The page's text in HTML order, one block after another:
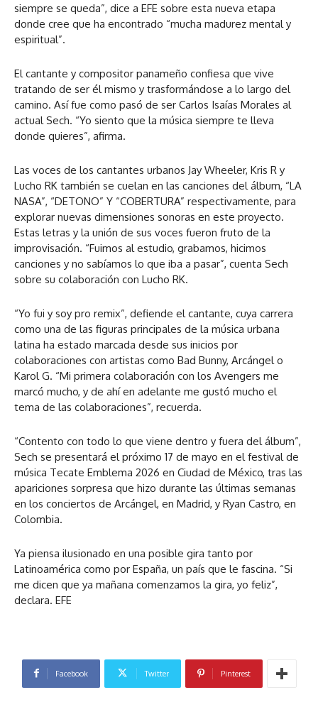
siempre se queda”, dice a EFE sobre esta nueva etapa
donde cree que ha encontrado “mucha madurez mental y
espiritual”.
El cantante y compositor panameño confiesa que vive
tratando de ser él mismo y trasformándose a lo largo del
camino. Así fue como pasó de ser Carlos Isaías Morales al
actual Sech. “Yo siento que la música siempre te lleva
donde quieres”, afirma.
Las voces de los cantantes urbanos Jay Wheeler, Kris R y
Lucho RK también se cuelan en las canciones del álbum, “LA
NASA”, “DETONO” Y “COBERTURA” respectivamente, para
explorar nuevas dimensiones sonoras en este proyecto.
Estas letras y la unión de sus voces fueron fruto de la
improvisación. “Fuimos al estudio, grabamos, hicimos
canciones y no sabíamos lo que iba a pasar”, cuenta Sech
sobre su colaboración con Lucho RK.
“Yo fui y soy pro remix”, defiende el cantante, cuya carrera
como una de las figuras principales de la música urbana
latina ha estado marcada desde sus inicios por
colaboraciones con artistas como Bad Bunny, Arcángel o
Karol G. “Mi primera colaboración con los Avengers me
marcó mucho, y de ahí en adelante me gustó mucho el
tema de las colaboraciones”, recuerda.
“Contento con todo lo que viene dentro y fuera del álbum”,
Sech se presentará el próximo 17 de mayo en el festival de
música Tecate Emblema 2026 en Ciudad de México, tras las
apariciones sorpresa que hizo durante las últimas semanas
en los conciertos de Arcángel, en Madrid, y Ryan Castro, en
Colombia.
Ya piensa ilusionado en una posible gira tanto por
Latinoamérica como por España, un país que le fascina. “Si
me dicen que ya mañana comenzamos la gira, yo feliz”,
declara. EFE
Facebook Twitter Pinterest